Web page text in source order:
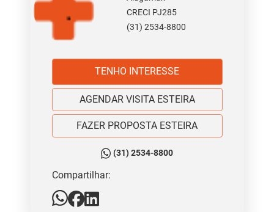
CRECI PJ285
(31) 2534-8800
TENHO INTERESSE
AGENDAR VISITA ESTEIRA
FAZER PROPOSTA ESTEIRA
(31) 2534-8800
Compartilhar: